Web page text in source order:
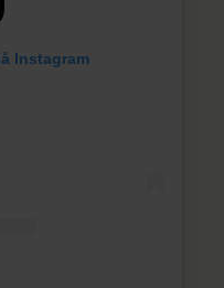
Instagram